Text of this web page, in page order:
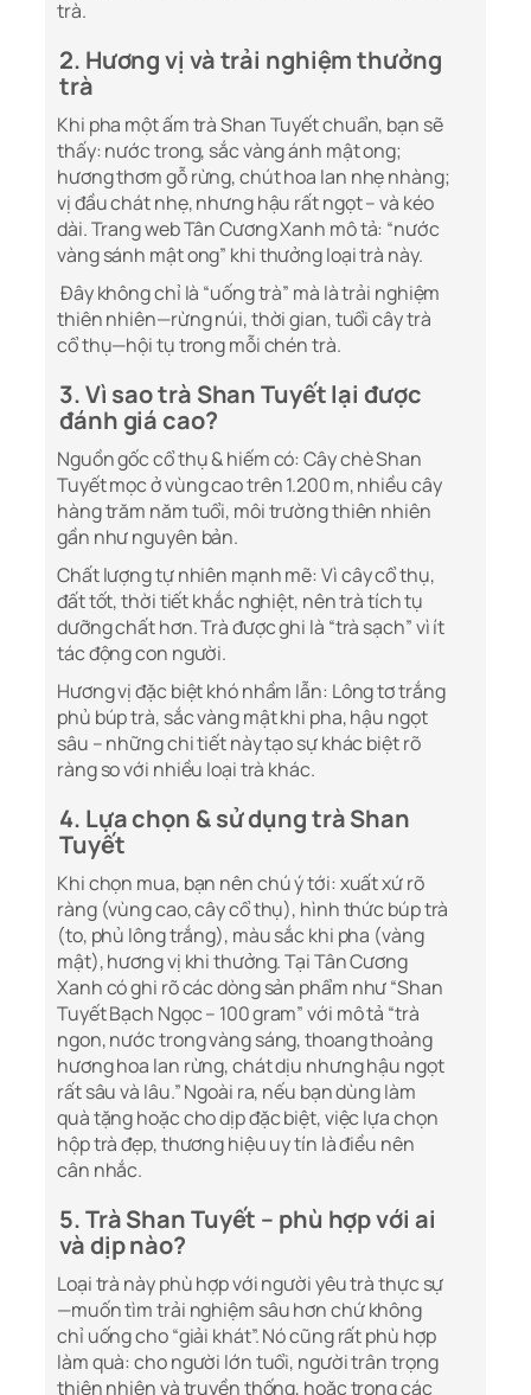
trà.
2. Hương vị và trải nghiệm thưởng
trà
Khi pha một ấm trà Shan Tuyết chuẩn, bạn sẽ
thấy: nước trong, sắc vàng ánh mật ong;
hương thơm gỗ rừng, chút hoa lan nhẹ nhàng;
vị đầu chát nhẹ, nhưng hậu rất ngọt – và kéo
dài. Trang web Tân Cương Xanh mô tả: “nước
vàng sánh mật ong” khi thưởng loại trà này.
Đây không chỉ là “uống trà” mà là trải nghiệm
thiên nhiên—rừng núi, thời gian, tuổi cây trà
cổ thụ—hội tụ trong mỗi chén trà.
3. Vì sao trà Shan Tuyết lại được
đánh giá cao?
Nguồn gốc cổ thụ & hiếm có: Cây chè Shan
Tuyết mọc ở vùng cao trên 1.200 m, nhiều cây
hàng trăm năm tuổi, môi trường thiên nhiên
gần như nguyên bản.
Chất lượng tự nhiên mạnh mẽ: Vì cây cổ thụ,
đất tốt, thời tiết khắc nghiệt, nên trà tích tụ
dưỡng chất hơn. Trà được ghi là “trà sạch” vì ít
tác động con người.
Hương vị đặc biệt khó nhầm lẫn: Lông tơ trắng
phủ búp trà, sắc vàng mật khi pha, hậu ngọt
sâu – những chi tiết này tạo sự khác biệt rõ
ràng so với nhiều loại trà khác.
4. Lựa chọn & sử dụng trà Shan
Tuyết
Khi chọn mua, bạn nên chú ý tới: xuất xứ rõ
ràng (vùng cao, cây cổ thụ), hình thức búp trà
(to, phủ lông trắng), màu sắc khi pha (vàng
mật), hương vị khi thưởng. Tại Tân Cương
Xanh có ghi rõ các dòng sản phẩm như “Shan
Tuyết Bạch Ngọc – 100 gram” với mô tả “trà
ngon, nước trong vàng sáng, thoang thoảng
hương hoa lan rừng, chát dịu nhưng hậu ngọt
rất sâu và lâu.” Ngoài ra, nếu bạn dùng làm
quà tặng hoặc cho dịp đặc biệt, việc lựa chọn
hộp trà đẹp, thương hiệu uy tín là điều nên
cân nhắc.
5. Trà Shan Tuyết – phù hợp với ai
và dịp nào?
Loại trà này phù hợp với người yêu trà thực sự
—muốn tìm trải nghiệm sâu hơn chứ không
chỉ uống cho “giải khát”. Nó cũng rất phù hợp
làm quà: cho người lớn tuổi, người trân trọng
thiên nhiên và truyền thống, hoặc trong các